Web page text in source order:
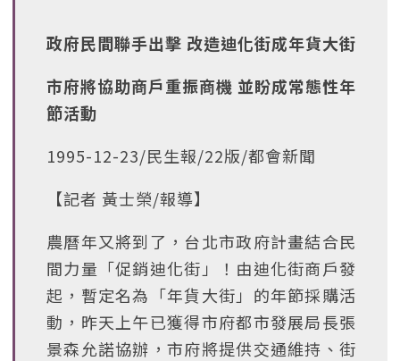
政府民間聯手出擊 改造迪化街成年貨大街
市府將協助商戶重振商機 並盼成常態性年
節活動
1995-12-23/民生報/22版/都會新聞
【記者 黃士榮/報導】
農曆年又將到了，台北市政府計畫結合民
間力量「促銷迪化街」！由迪化街商戶發
起，暫定名為「年貨大街」的年節採購活
動，昨天上午已獲得市府都市發展局長張
景森允諾協辦，市府將提供交通維持、街